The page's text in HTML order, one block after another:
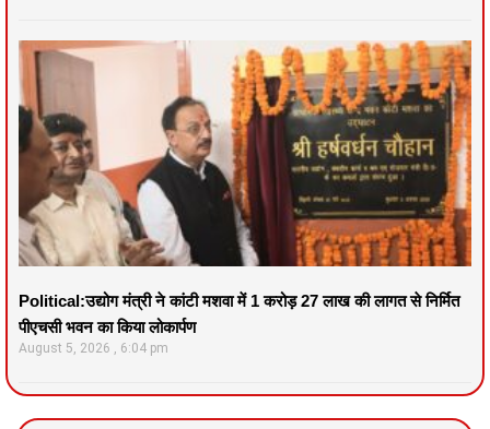
Political:उद्योग मंत्री ने कांटी मशवा में 1 करोड़ 27 लाख की लागत से निर्मित
पीएचसी भवन का किया लोकार्पण
August 5, 2026 6:04 pm